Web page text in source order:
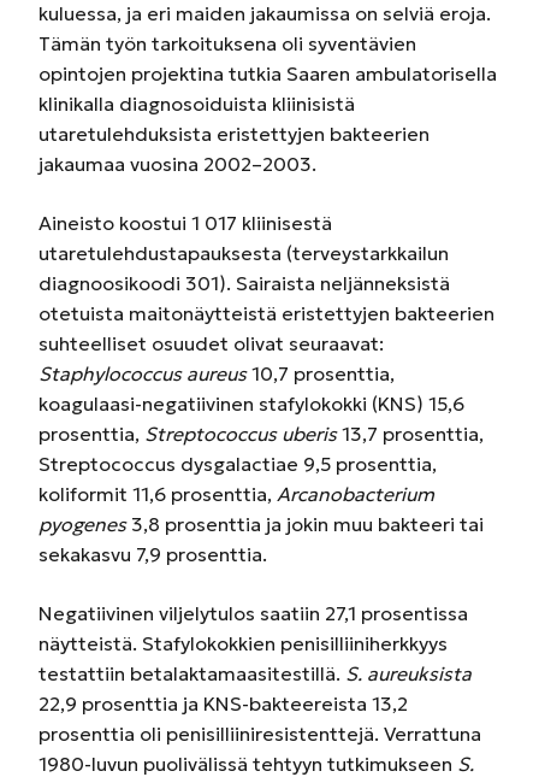
kuluessa, ja eri maiden jakaumissa on selviä eroja.
Tämän työn tarkoituksena oli syventävien
opintojen projektina tutkia Saaren ambulatorisella
klinikalla diagnosoiduista kliinisistä
utaretulehduksista eristettyjen bakteerien
jakaumaa vuosina 2002–2003.
Aineisto koostui 1 017 kliinisestä
utaretulehdustapauksesta (terveystarkkailun
diagnoosikoodi 301). Sairaista neljänneksistä
otetuista maitonäytteistä eristettyjen bakteerien
suhteelliset osuudet olivat seuraavat:
Staphylococcus aureus10,7 prosenttia,
koagulaasi-negatiivinen stafylokokki (KNS) 15,6
prosenttia, Streptococcus uberis13,7 prosenttia,
Streptococcus dysgalactiae 9,5 prosenttia,
koliformit 11,6 prosenttia, Arcanobacterium
pyogenes3,8 prosenttia ja jokin muu bakteeri tai
sekakasvu 7,9 prosenttia.
Negatiivinen viljelytulos saatiin 27,1 prosentissa
näytteistä. Stafylokokkien penisilliiniherkkyys
testattiin betalaktamaasitestillä. S. aureuksista
22,9 prosenttia ja KNS-bakteereista 13,2
prosenttia oli penisilliiniresistenttejä. Verrattuna
1980-luvun puolivälissä tehtyyn tutkimukseen S.